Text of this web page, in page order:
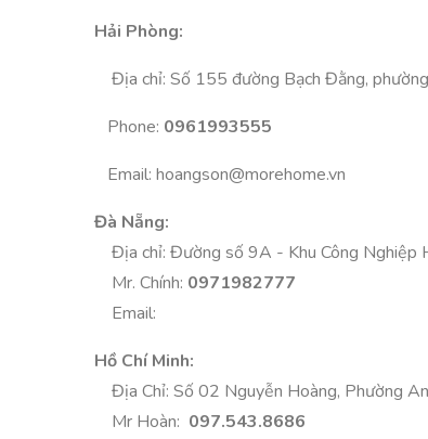
Hải Phòng:
Địa chỉ: Số 155 đường Bạch Đằng, phường
Phone: 0961993555
Email: hoangson@morehome.vn
Đà Nẵng:
Địa chỉ: Đường số 9A - Khu Công Nghiệp
Mr. Chính: 0971982777
Email:
Hồ Chí Minh:
Địa Chỉ: Số 02 Nguyễn Hoàng, Phường
Mr Hoàn: 097.543.8686